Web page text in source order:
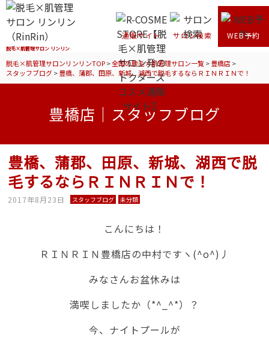
脱毛×肌管理サロン リンリン
通販サイト サロン検索 WEB予約
脱毛×肌管理サロンリンリンTOP>全国の脱毛×肌管理サロン一覧>豊橋店>
スタッフブログ>豊橋、蒲郡、田原、新城、湖西で脱毛するならＲＩＮＲＩＮで！
豊橋店｜スタッフブログ
豊橋、蒲郡、田原、新城、湖西で脱
毛するならＲＩＮＲＩＮで！
2017年8月23日 スタッフブログ 未分類
こんにちは！
ＲＩＮＲＩＮ豊橋店の中村ですヽ(^o^)丿
みなさんお盆休みは
満喫しましたか（*^_^*）？
今、ナイトプールが